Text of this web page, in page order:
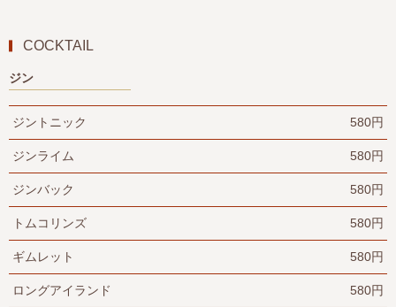
COCKTAIL
ジン
ジントニック 580円
ジンライム 580円
ジンバック 580円
トムコリンズ 580円
ギムレット 580円
ロングアイランド 580円